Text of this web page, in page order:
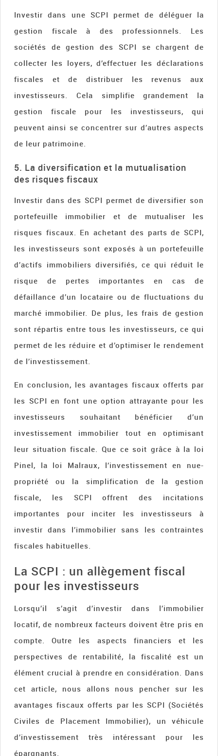
Investir dans une SCPI permet de déléguer la
gestion fiscale à des professionnels. Les
sociétés de gestion des SCPI se chargent de
collecter les loyers, d’effectuer les déclarations
fiscales et de distribuer les revenus aux
investisseurs. Cela simplifie grandement la
gestion fiscale pour les investisseurs, qui
peuvent ainsi se concentrer sur d’autres aspects
de leur patrimoine.
5. La diversification et la mutualisation
des risques fiscaux
Investir dans des SCPI permet de diversifier son
portefeuille immobilier et de mutualiser les
risques fiscaux. En achetant des parts de SCPI,
les investisseurs sont exposés à un portefeuille
d’actifs immobiliers diversifiés, ce qui réduit le
risque de pertes importantes en cas de
défaillance d’un locataire ou de fluctuations du
marché immobilier. De plus, les frais de gestion
sont répartis entre tous les investisseurs, ce qui
permet de les réduire et d’optimiser le rendement
de l’investissement.
En conclusion, les avantages fiscaux offerts par
les SCPI en font une option attrayante pour les
investisseurs souhaitant bénéficier d’un
investissement immobilier tout en optimisant
leur situation fiscale. Que ce soit grâce à la loi
Pinel, la loi Malraux, l’investissement en nue-
propriété ou la simplification de la gestion
fiscale, les SCPI offrent des incitations
importantes pour inciter les investisseurs à
investir dans l’immobilier sans les contraintes
fiscales habituelles.
La SCPI : un allègement fiscal
pour les investisseurs
Lorsqu’il s’agit d’investir dans l’immobilier
locatif, de nombreux facteurs doivent être pris en
compte. Outre les aspects financiers et les
perspectives de rentabilité, la fiscalité est un
élément crucial à prendre en considération. Dans
cet article, nous allons nous pencher sur les
avantages fiscaux offerts par les SCPI (Sociétés
Civiles de Placement Immobilier), un véhicule
d’investissement très intéressant pour les
épargnants.